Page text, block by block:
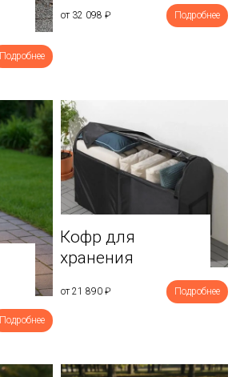
Подробнее
от 32 098 ₽ Подробнее
Подробнее
Кофр для
хранения
от 21 890 ₽ Подробнее